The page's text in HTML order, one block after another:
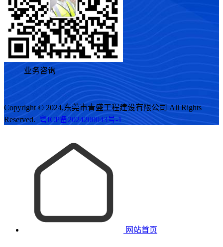
业务咨询
Copyright © 2024,东莞市青盛工程建设有限公司 All Rights
Reserved. 粤ICP备2024200043号-1
网站首页